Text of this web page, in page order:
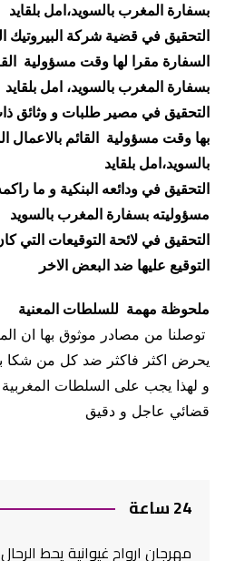
بسفارة المغرب بالسويد،امل بلقايد
التحقيق في قضية شركة البيروتيك
السفارة مقرا لها وقت مسؤولية
بسفارة المغرب بالسويد، امل بلقايد
التحقيق في مصير طلبات و وثائق
بها وقت مسؤولية القائم بالاعمال
بالسويد،امل بلقايد
التحقيق في ودائعه البنكية و ما
مسؤوليته بسفارة المغرب بالسويد
التحقيق في لائحة التوقيعات التي
التوقيع عليها ضد البعض الاخر
ملحوظة مهمة للسلطات المعنية
توصلنا من مصادر موثوق بها ان
يحرض اكثر فاكثر ضد كل من شكا
و لهذا يجب على السلطات المغربية
قضائي عاجل و دقيق
24 ساعة
مهرجان ارواح غيوانية يحط